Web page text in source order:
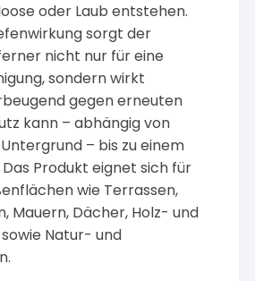
oder Laub entstehen.
sorgt der
nicht nur für eine
sondern wirkt
gegen erneuten
kann – abhängig von
– bis zu einem
Produkt eignet sich für
wie Terrassen,
Mauern, Dächer, Holz- und
Natur- und